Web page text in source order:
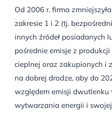
Od 2006 r. firma
zakresie 1 i 2 (tj.
innych źródeł posiadanych
pośrednie emisje z
cieplnej oraz zakupionych i
na dobrej drodze, aby do
względem emisji dwutlenku
wytwarzania energii i swojej